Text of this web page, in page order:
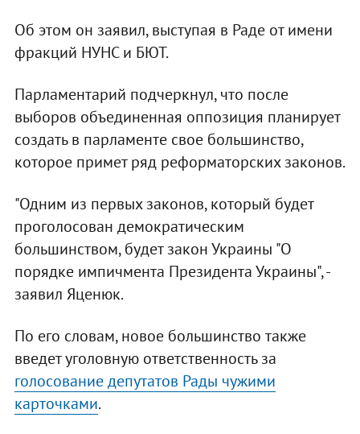
Об этом он заявил, выступая в Раде от имени
фракций НУНС и БЮТ.
Парламентарий подчеркнул, что после
выборов объединенная оппозиция планирует
создать в парламенте свое большинство,
которое примет ряд реформаторских законов.
"Одним из первых законов, который будет
проголосован демократическим
большинством, будет закон Украины "О
порядке импичмента Президента Украины", -
заявил Яценюк.
По его словам, новое большинство также
введет уголовную ответственность за
голосование депутатов Рады чужими
карточками.